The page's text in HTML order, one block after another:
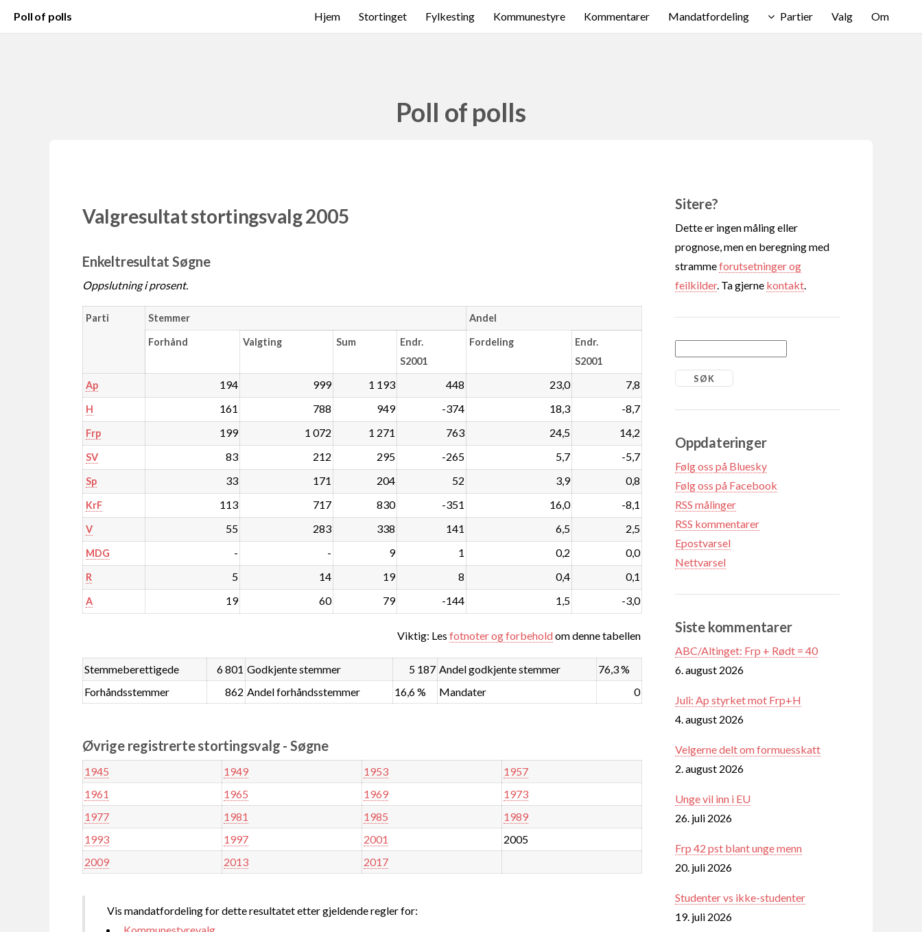
Poll of polls Hjem Stortinget Fylkesting Kommunestyre Kommentarer Mandatfordeling Partier Valg Om
Poll of polls
Valgresultat stortingsvalg 2005
Enkeltresultat Søgne
Oppslutning i prosent.
Parti Stemmer Andel
Forhånd Valgting Sum
Endr.
S2001
Fordeling
Endr.
S2001
Ap 194 999 1 193 448 23,0 7,8
H 161 788 949 -374 18,3 -8,7
Frp 199 1 072 1 271 763 24,5 14,2
SV 83 212 295 -265 5,7 -5,7
Sp 33 171 204 52 3,9 0,8
KrF 113 717 830 -351 16,0 -8,1
V 55 283 338 141 6,5 2,5
MDG - - 9 1 0,2 0,0
R 5 14 19 8 0,4 0,1
A 19 60 79 -144 1,5 -3,0
Viktig: Les fotnoter og forbeholdom denne tabellen
Stemmeberettigede 6 801 Godkjente stemmer 5 187 Andel godkjente stemmer
76,3 %
Forhåndsstemmer
862 Andel forhåndsstemmer 16,6 % Mandater 0
Øvrige registrerte stortingsvalg - Søgne
1945 1949 1953
1957
1961
1965 1969
1973
1977
1981 1985
1989
1993
1997 2001
2005
2009
2013 2017
Vis mandatfordeling for dette resultatet etter gjeldende regler for:
Kommunestyrevalg
Sitere?
Dette er ingen måling eller
prognose, men en beregning med
strammeforutsetninger og
feilkilder. Ta gjerne kontakt
Oppdateringer
Følg oss på Bluesky
Følg oss på Facebook
RSS målinger
RSS kommentarer
Epostvarsel
Nettvarsel
Siste kommentarer
ABC/Altinget: Frp + Rødt = 40
6. august 2026
Juli: Ap styrket mot Frp+H
4. august 2026
Velgerne delt om formuesskatt
2. august 2026
Unge vil inn i EU
26. juli 2026
Frp 42 pst blant unge menn
20. juli 2026
Studenter vs ikke-studenter
19. juli 2026